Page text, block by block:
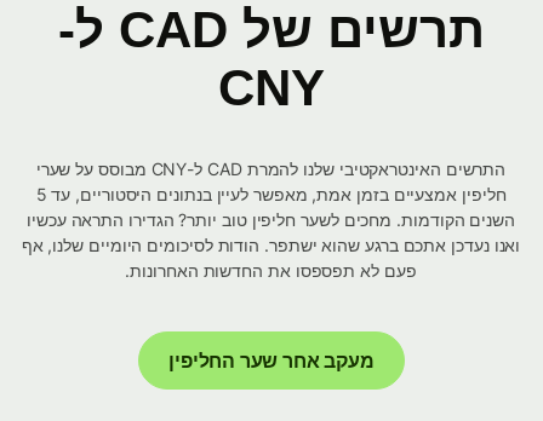
תרשים של CAD ל-
CNY
התרשים האינטראקטיבי שלנו להמרת CAD ל-CNY מבוסס על שערי
חליפין אמצעיים בזמן אמת, מאפשר לעיין בנתונים היסטוריים, עד 5
השנים הקודמות. מחכים לשער חליפין טוב יותר? הגדירו התראה עכשיו
ואנו נעדכן אתכם ברגע שהוא ישתפר. הודות לסיכומים היומיים שלנו, אף
פעם לא תפספסו את החדשות האחרונות.
מעקב אחר שער החליפין